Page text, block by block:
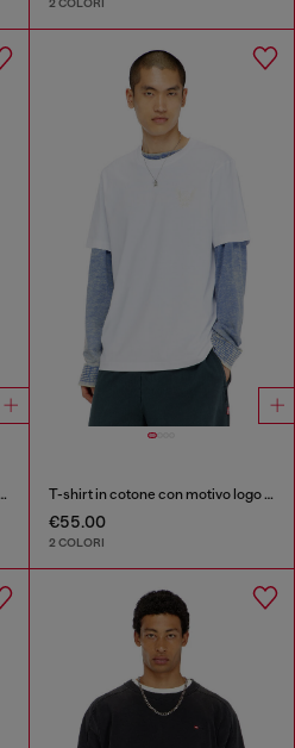
T-shirt in cotone con motivo logo sul petto T-shirt in cotone con motivo logo sul petto
€55.00
2 COLORI